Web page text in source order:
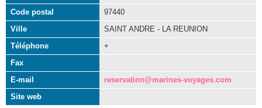
Code postal
97440
Ville
SAINT ANDRE - LA REUNION
Téléphone
+
Fax
E-mail
reservation@marines-voyages.com
Site web